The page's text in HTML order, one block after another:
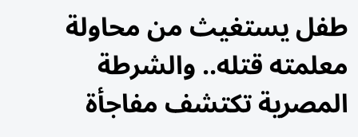
طفل يستغيث من محاولة
معلمته قتله.. والشرطة
المصرية تكتشف مفاجأة